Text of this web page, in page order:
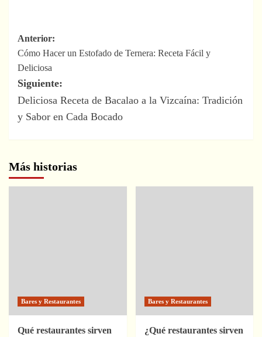
Navegación
de
entradas
Anterior:
Cómo Hacer un Estofado de Ternera: Receta Fácil y
Deliciosa
Siguiente:
Deliciosa Receta de Bacalao a la Vizcaína: Tradición
y Sabor en Cada Bocado
Más historias
Bares y Restaurantes
Qué restaurantes sirven
Bares y Restaurantes
¿Qué restaurantes sirven